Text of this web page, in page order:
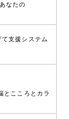
なたの
支援システム
とこころとカラ